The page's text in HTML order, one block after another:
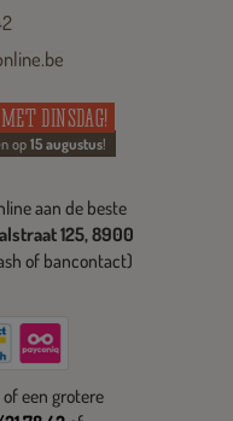
DINSDAG!
op15 augustus!
aan de beste
125, 8900
of bancontact)
een grotere